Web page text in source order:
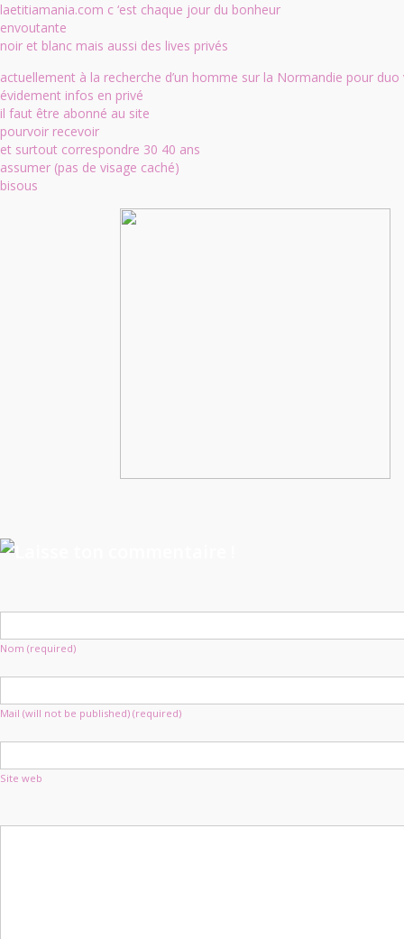
laetitiamania.com c ‘est chaque jour du bonheur
envoutante
noir et blanc mais aussi des lives privés
actuellement à la recherche d’un homme sur la Normandie pour duo
évidement infos en privé
il faut être abonné au site
pourvoir recevoir
et surtout correspondre 30 40 ans
assumer (pas de visage caché)
bisous
Nom (required)
Mail (will not be published) (required)
Site web